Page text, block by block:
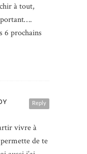
à tout,
6 prochains
Reply
vivre à
permette de te